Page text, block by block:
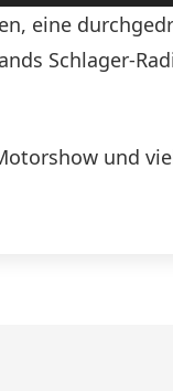
eine
Schlager-
und